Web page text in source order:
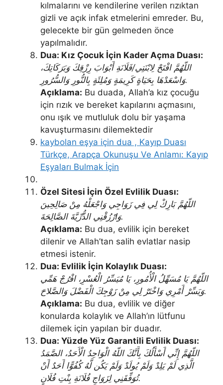
kılmalarını ve kendilerine verilen rızıktan
gizli ve açık infak etmelerini emreder. Bu,
gelecekte bir gün gelmeden önce
yapılmalıdır.
Dua: Kız Çocuk İçin Kader Açma Duası:
اللّهُمَّ افْتَحْ لِابْنَتِي/فَلَانَةِ أَبْوَابَ رِزْقِكَ وَبَرَكَاتِكَ،
وَاسْعَدْهَا بِحَيَاةٍ كَرِيمَةٍ وَمُلِئَةٍ بِالنُّورِ وَالسُّرُورِ.
Açıklama: Bu duada, Allah’a kız çocuğu
için rızık ve bereket kapılarını açmasını,
onu ışık ve mutluluk dolu bir yaşama
kavuşturmasını dilemektedir
kaybolan eşya için dua , Kayıp Duası
Türkçe, Arapça Okunuşu Ve Anlamı: Kayıp
Eşyaları Bulmak İçin
Özel Sitesi İçin Özel Evlilik Duası:
اللّهُمَّ بَارِكْ لِي فِي زَوَاجِي وَاجْعَلْهُ مِنْ صَالِحِينَ
وَارْزُقْنِي الذُّرِّيَّةَ الصَّالِحَةَ.
Açıklama: Bu dua, evlilik için bereket
dilenir ve Allah’tan salih evlatlar nasip
etmesi istenir.
Dua: Evlilik İçin Kolaylık Duası:
اللّهُمَّ يَا مُسَهِّلُ الْأُمُورِ، يَا مُيَسِّرُ الْعُسْرِ، افْرُجْ هَمِّي
وَيَسِّرْ أَمْرِي وَاخْتَرْ لِي مِنْ زَوْجِكَ الْفَضْلَ وَالصَّلاحَ.
Açıklama: Bu dua, evlilik ve diğer
konularda kolaylık ve Allah’ın lütfunu
dilemek için yapılan bir duadır.
Dua: Yüzde Yüz Garantili Evlilik Duası:
اللّهُمَّ إِنِّي أَسْأَلُكَ بِأَنَّكَ اللّهُ الْوَاحِدُ الْأَحَدُ، الصَّمَدُ
الَّذِي لَمْ يَلِدْ وَلَمْ يُولَدْ وَلَمْ يَكُن لَّهُ كُفُوًّا أَحَدٌ أَنْ
تُوَفِّقَنِي لِزَوَاجِ فُلَانَةِ بِنْتِ فُلَانٍ.